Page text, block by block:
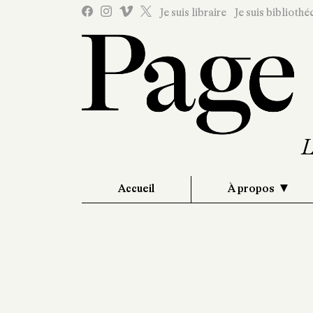
Je suis libraire Je suis
Accueil À propos